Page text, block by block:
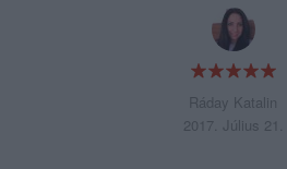
Ráday Katalin
2017. Július 21.